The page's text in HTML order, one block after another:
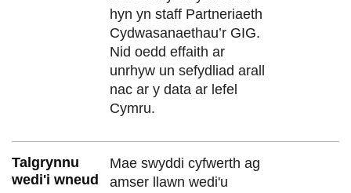
hyn yn staff Partneriaeth
Cydwasanaethau’r GIG.
Nid oedd effaith ar
unrhyw un sefydliad arall
nac ar y data ar lefel
Cymru.
Talgrynnu
wedi'i wneud
Mae swyddi cyfwerth ag
amser llawn wedi'u